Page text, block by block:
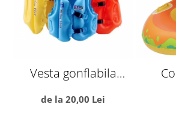
Vesta gonflabila
camere de aer, S
de la 20,00 Lei